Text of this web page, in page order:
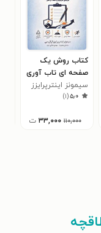
کتاب روش یک‌
صفحه‌ ای تاب‌ آوری
سیمونز اینترپرایزز
۵٫۰(۱)
۱۱۰,۰۰۰ ۳۳,۰۰۰ ت